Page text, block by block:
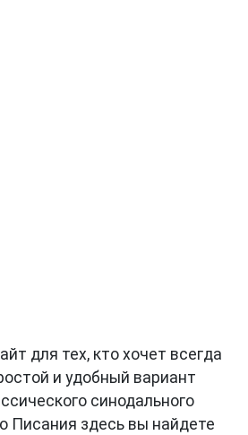
для тех, кто хочет всегда
и удобный вариант
синодального
Писания здесь вы найдете